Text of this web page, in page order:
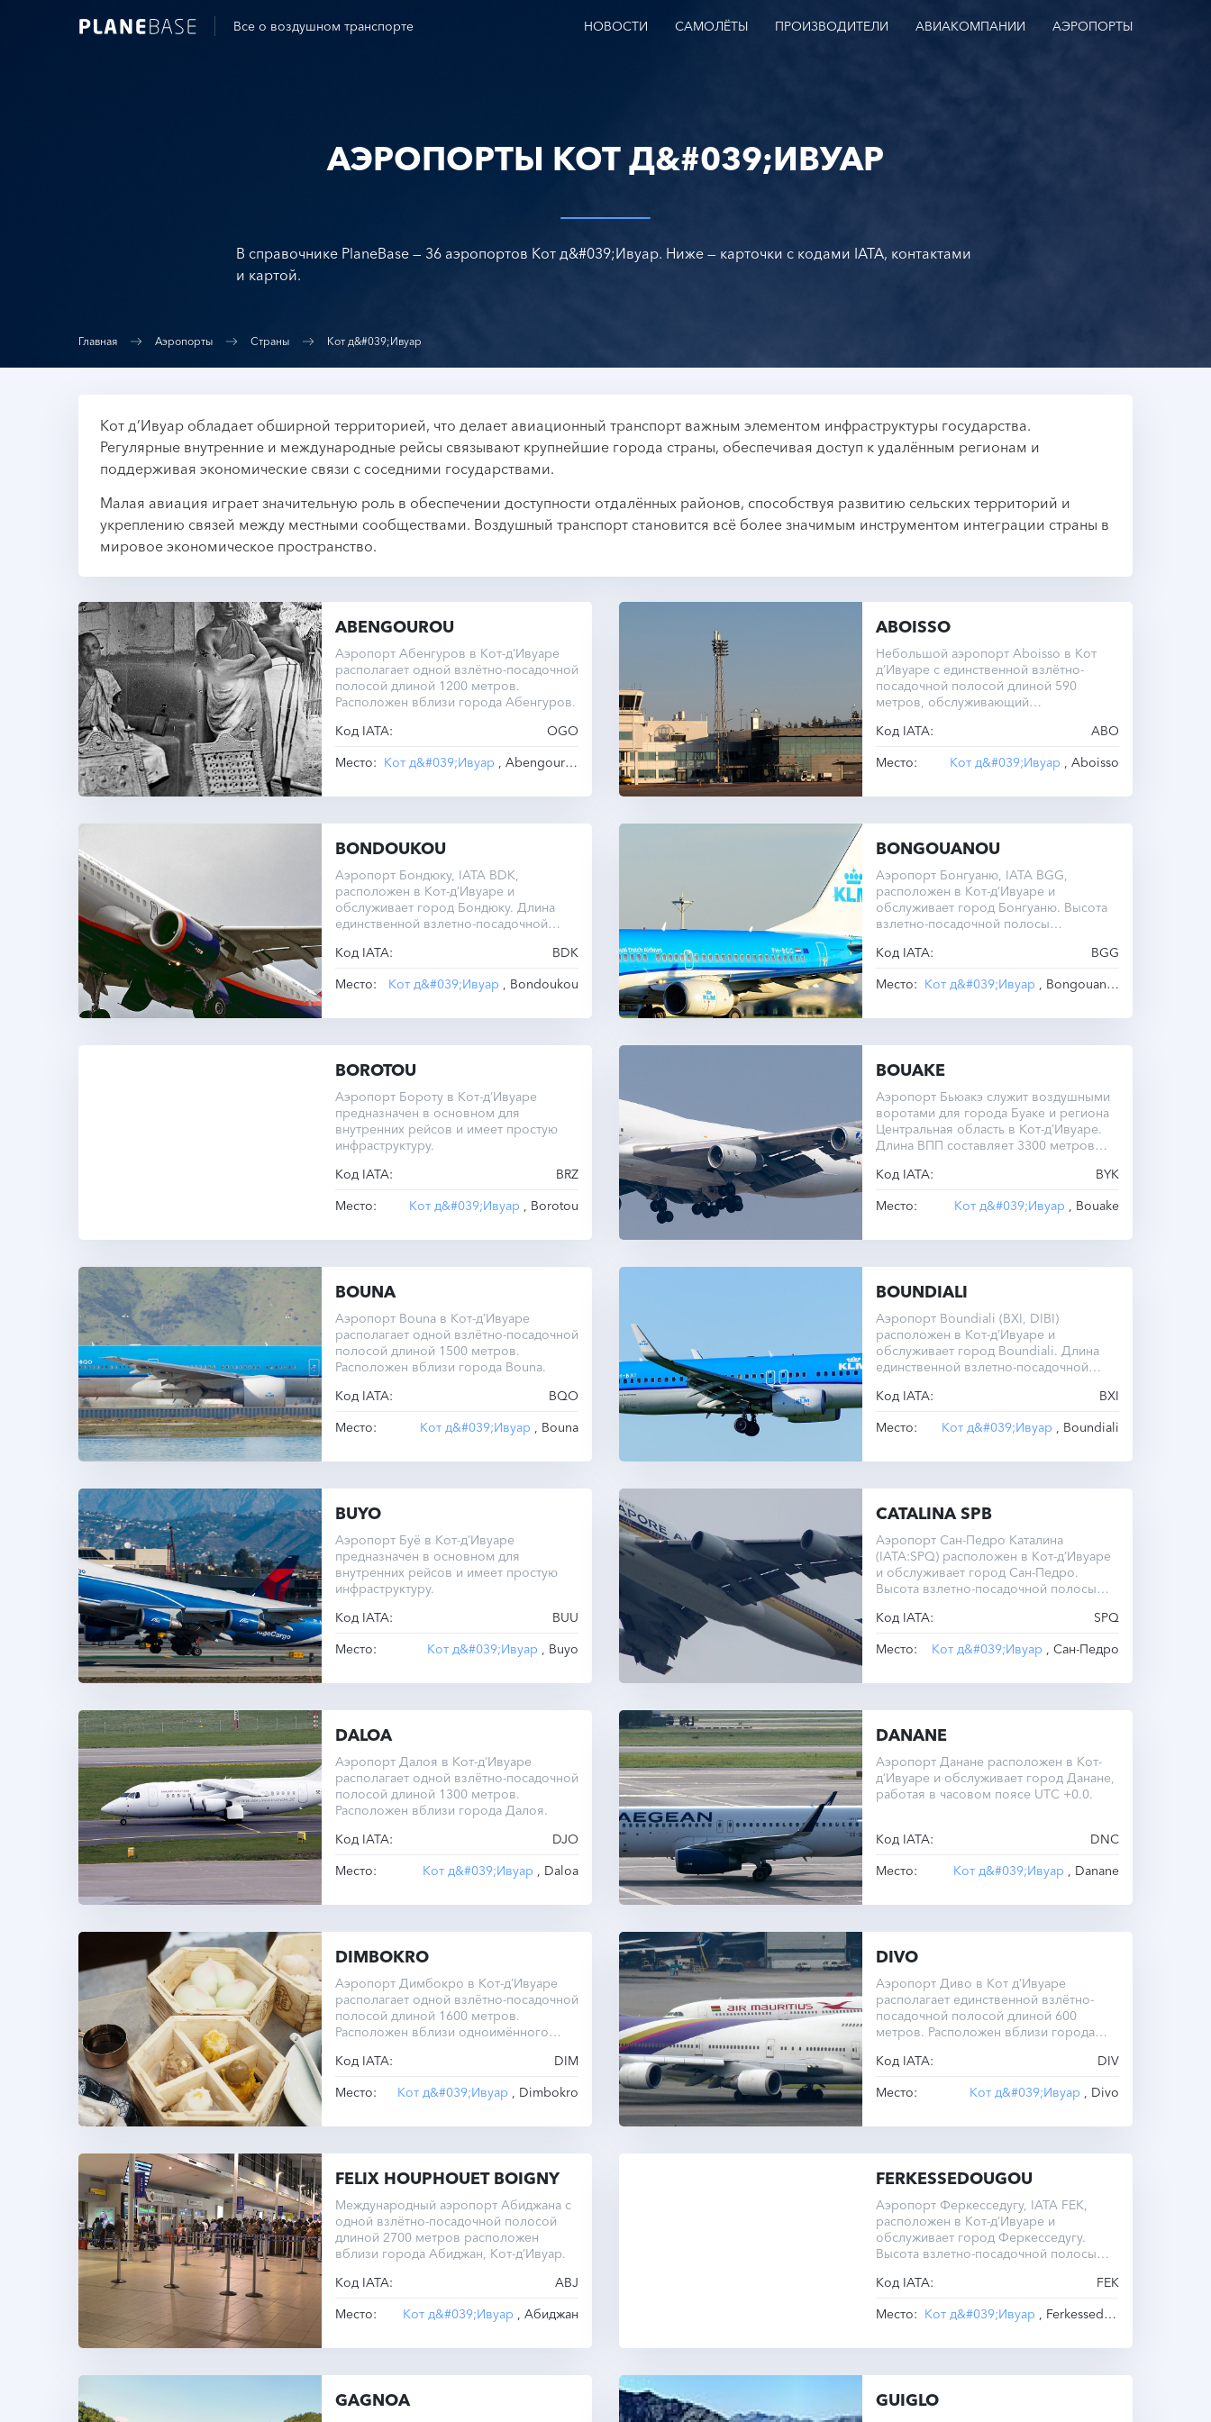
Все о воздушном транспорте НОВОСТИ САМОЛЁТЫ ПРОИЗВОДИТЕЛИ АВИАКОМПАНИИ АЭРОПОРТЫ
АЭРОПОРТЫ КОТ Д&#039;ИВУАР
В справочнике PlaneBase — 36 аэропортов Кот д&#039;Ивуар. Ниже — карточки с кодами IATA, контактами
и картой.
Главная Аэропорты Страны Кот д&#039;Ивуар
Кот д’Ивуар обладает обширной территорией, что делает авиационный транспорт важным элементом инфраструктуры государства.
Регулярные внутренние и международные рейсы связывают крупнейшие города страны, обеспечивая доступ к удалённым регионам и
поддерживая экономические связи с соседними государствами.
Малая авиация играет значительную роль в обеспечении доступности отдалённых районов, способствуя развитию сельских территорий и
укреплению связей между местными сообществами. Воздушный транспорт становится всё более значимым инструментом интеграции страны в
мировое экономическое пространство.
ABENGOUROU
Аэропорт Абенгуров в Кот-д’Ивуаре
располагает одной взлётно-посадочной
полосой длиной 1200 метров.
Расположен вблизи города Абенгуров.
Код IATA:
OGO
Место: Кот д&#039;Ивуар , Abengourou
ABOISSO
Небольшой аэропорт Aboisso в Кот
д’Ивуаре с единственной взлётно-
посадочной полосой длиной 590
метров, обслуживающий
Код IATA:
ABO
Место:
Кот д&#039;Ивуар , Aboisso
BONDOUKOU
Аэропорт Бондюку, IATA BDK,
расположен в Кот-д’Ивуаре и
обслуживает город Бондюку. Длина
единственной взлетно-посадочной
Код IATA:
BDK
Место:
Кот д&#039;Ивуар , Bondoukou
BONGOUANOU
Аэропорт Бонгуаню, IATA BGG,
расположен в Кот-д’Ивуаре и
обслуживает город Бонгуаню. Высота
взлетно-посадочной полосы
— UTC +0.0.
Код IATA:
BGG
Место: Кот д&#039;Ивуар , Bongouanou
BOROTOU
Аэропорт Бороту в Кот-д’Ивуаре
предназначен в основном для
внутренних рейсов и имеет простую
инфраструктуру.
Код IATA:
BRZ
Место:
Кот д&#039;Ивуар , Borotou
BOUAKE
Аэропорт Бьюакэ служит воздушными
воротами для города Буаке и региона
Центральная область в Кот-д’Ивуаре.
Длина ВПП составляет 3300 метров
моря. Здесь зимнего и летнего
часовой пояс…
Код IATA:
BYK
Место:
Кот д&#039;Ивуар , Bouake
BOUNA
Аэропорт Bouna в Кот-д’Ивуаре
располагает одной взлётно-посадочной
полосой длиной 1500 метров.
Расположен вблизи города Bouna.
Код IATA:
BQO
Место:
Кот д&#039;Ивуар , Bouna
BOUNDIALI
Аэропорт Boundiali (BXI, DIBI)
расположен в Кот-д’Ивуаре и
обслуживает город Boundiali. Длина
единственной взлетно-посадочной
Код IATA:
BXI
Место:
Кот д&#039;Ивуар , Boundiali
BUYO
Аэропорт Буё в Кот-д’Ивуаре
предназначен в основном для
внутренних рейсов и имеет простую
инфраструктуру.
Код IATA:
BUU
Место:
Кот д&#039;Ивуар , Buyo
CATALINA SPB
Аэропорт Сан-Педро Каталина
(IATA:SPQ) расположен в Кот-д’Ивуаре
и обслуживает город Сан-Педро.
Высота взлетно-посадочной полосы
и летнему периоду одинаково — UTC
Код IATA:
SPQ
Место:
Кот д&#039;Ивуар , Сан-Педро
DALOA
Аэропорт Далоя в Кот-д’Ивуаре
располагает одной взлётно-посадочной
полосой длиной 1300 метров.
Расположен вблизи города Далоя.
Код IATA:
DJO
Место:
Кот д&#039;Ивуар , Daloa
DANANE
Аэропорт Данане расположен в Кот-
д’Ивуаре и обслуживает город Данане,
работая в часовом поясе UTC +0.0.
Код IATA:
DNC
Место:
Кот д&#039;Ивуар , Danane
DIMBOKRO
Аэропорт Димбокро в Кот-д’Ивуаре
располагает одной взлётно-посадочной
полосой длиной 1600 метров.
Расположен вблизи одноимённого
Код IATA:
DIM
Место:
Кот д&#039;Ивуар , Dimbokro
DIVO
Аэропорт Диво в Кот д’Ивуаре
располагает единственной взлётно-
посадочной полосой длиной 600
метров. Расположен вблизи города
Код IATA:
DIV
Место:
Кот д&#039;Ивуар , Divo
FELIX HOUPHOUET BOIGNY
Международный аэропорт Абиджана с
одной взлётно-посадочной полосой
длиной 2700 метров расположен
вблизи города Абиджан, Кот-д’Ивуар.
Код IATA:
ABJ
Место:
Кот д&#039;Ивуар , Абиджан
FERKESSEDOUGOU
Аэропорт Феркесседугу, IATA FEK,
расположен в Кот-д’Ивуаре и
обслуживает город Феркесседугу.
Высота взлетно-посадочной полосы
моря. Часовой пояс — UTC +0.0.
Код IATA:
FEK
Место: Кот д&#039;Ивуар , Ferkessedougou
GAGNOA GUIGLO